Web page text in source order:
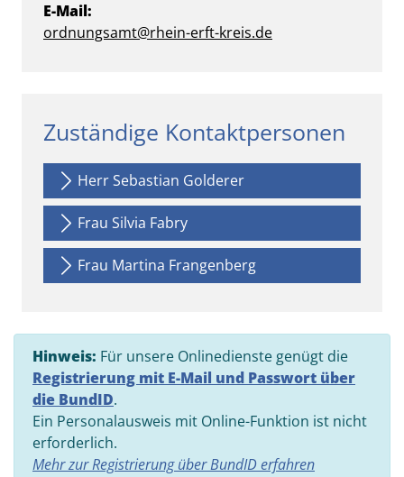
E-Mail:
ordnungsamt@rhein-erft-kreis.de
Zuständige Kontaktpersonen
Herr Sebastian Golderer
Frau Silvia Fabry
Frau Martina Frangenberg
Hinweis: Für unsere Onlinedienste genügt die
Registrierung mit E-Mail und Passwort über
die BundID.
Ein Personalausweis mit Online-Funktion ist nicht
erforderlich.
Mehr zur Registrierung über BundID erfahren